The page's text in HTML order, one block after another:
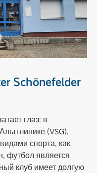
Schönefelder
глаз: в
(VSG),
спорта, как
футбол является
клуб имеет долгую